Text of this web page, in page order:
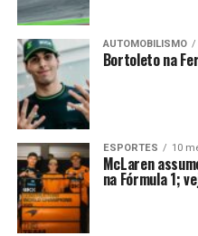
AUTOMOBILISMO
Bortoleto na
ESPORTES 10
McLaren
na Fórmula 1;